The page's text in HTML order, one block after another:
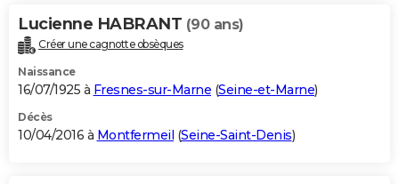
Lucienne HABRANT (90 ans)
Créer une cagnotte obsèques
Naissance
16/07/1925 à Fresnes-sur-Marne (Seine-et-Marne)
Décès
10/04/2016 à Montfermeil (Seine-Saint-Denis)